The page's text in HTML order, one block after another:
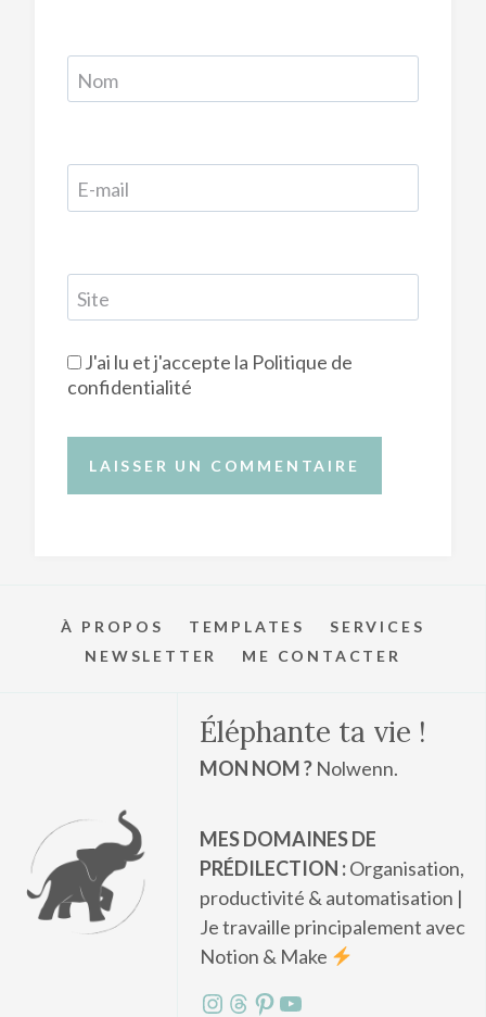
Nom
E-mail
Site
J'ai lu et j'accepte la Politique de
confidentialité
À PROPOS TEMPLATES
SERVICES
NEWSLETTER
ME CONTACTER
Éléphante ta vie !
MON NOM ?Nolwenn.
MES DOMAINES DE
PRÉDILECTION :Organisation,
productivité & automatisation |
Je travaille principalement avec
Notion & Make
Instagram
Threads
Pinterest
YouTube